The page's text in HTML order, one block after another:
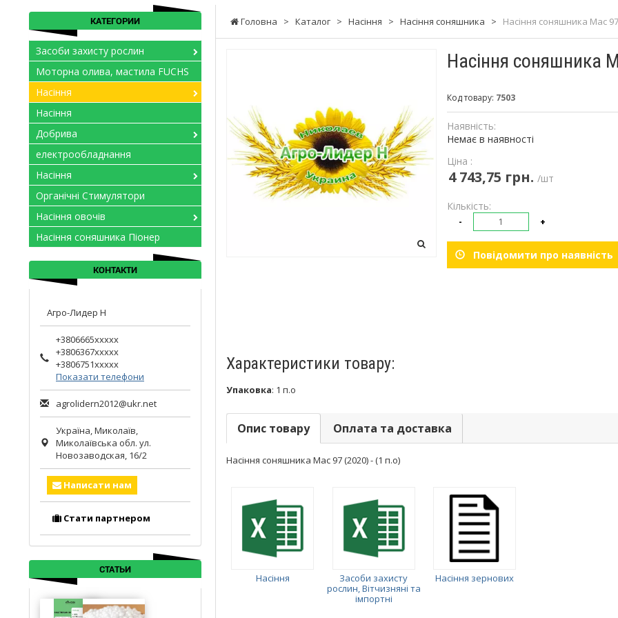
Головна > Каталог > Насіння > Насіння соняшника > Насіння соняшника Мас 97
Насіння соняшника
Код товару: 7503
Наявність:
Немає в наявності
Ціна :
4 743,75 грн. /шт
Кількість:
- +
Повідомити про наявність
Характеристики товару:
Упаковка: 1 п.о
Опис товару Оплата та доставка
Насіння соняшника Мас 97 (2020) - (1 п.о)
Насіння
Засоби захисту
рослин, Вітчизняні та
імпортні
Насіння зернових
КАТЕГОРИИ
Засоби захисту рослин
Моторна олива, мастила FUCHS
Насіння
Насіння
Добрива
електрообладнання
Насіння
Органічні Стимулятори
Насіння овочів
Насіння соняшника Піонер
КОНТАКТИ
Агро-Лидер Н
+3806665xxxxx
+3806367xxxxx
+3806751xxxxx
Показати телефони
agrolidern2012@ukr.net
Україна,Миколаїв,
Миколаївська обл. ул.
Новозаводская, 16/2
Написати нам
Стати партнером
СТАТЬИ